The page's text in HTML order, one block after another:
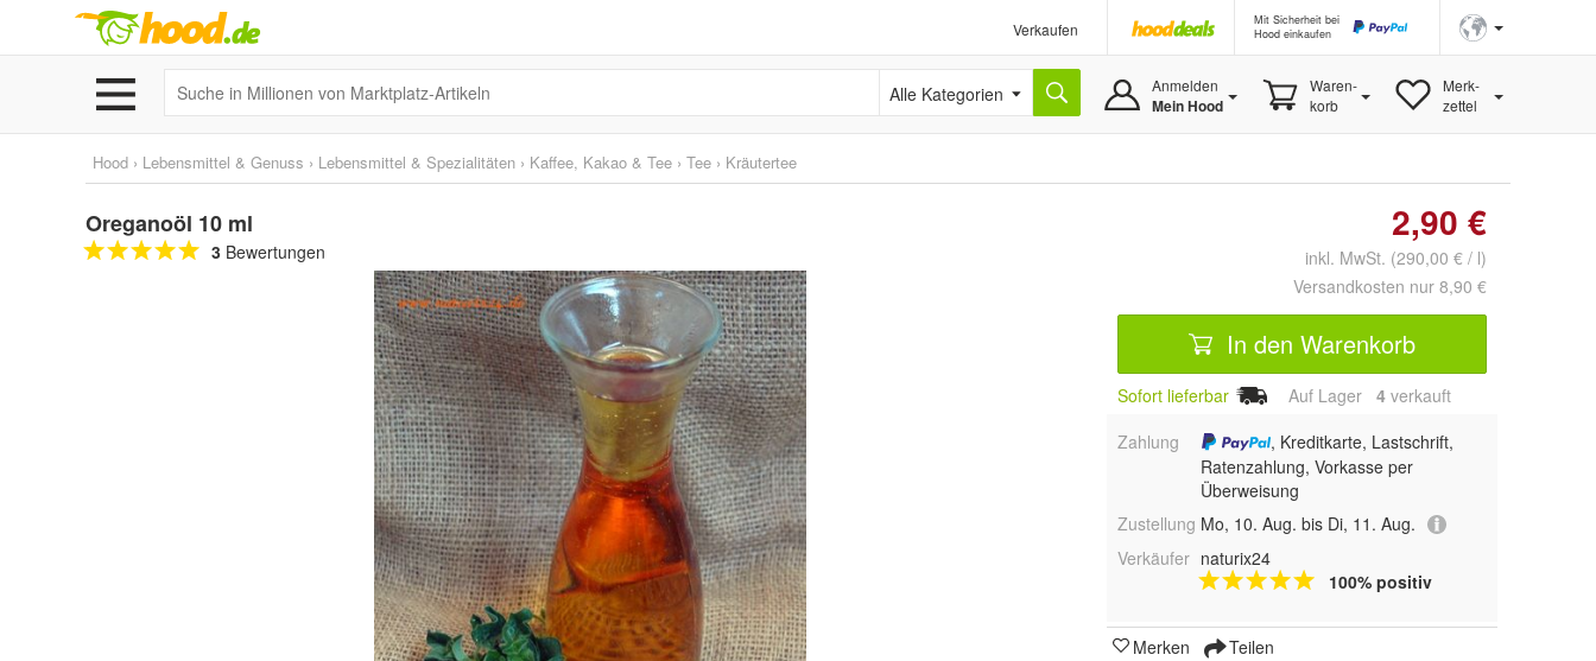
Verkaufen
Mit Sicherheit bei
Hood einkaufen
Alle Kategorien Anmelden
Mein Hood
Waren-
korb
Merk-
zettel
Hood › Lebensmittel & Genuss › Lebensmittel & Spezialitäten › Kaffee, Kakao & Tee › Tee › Kräutertee
Oreganoöl 10 ml
3 Bewertungen
2,90 €
inkl. MwSt. (290,00 € / l)
Versandkosten nur 8,90 €
In den Warenkorb
Sofort lieferbar Auf Lager 4 verkauft
Zahlung
, Kreditkarte, Lastschrift,
Ratenzahlung, Vorkasse per
Überweisung
Zustellung Mo, 10. Aug. bis Di, 11. Aug.
Verkäufer naturix24
100% positiv
Merken Teilen